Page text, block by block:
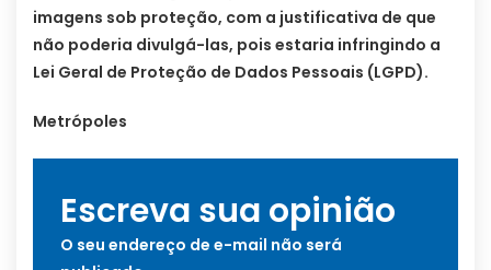
imagens sob proteção, com a justificativa de que
não poderia divulgá-las, pois estaria infringindo a
Lei Geral de Proteção de Dados Pessoais (LGPD).
Metrópoles
Escreva sua opinião
O seu endereço de e-mail não será